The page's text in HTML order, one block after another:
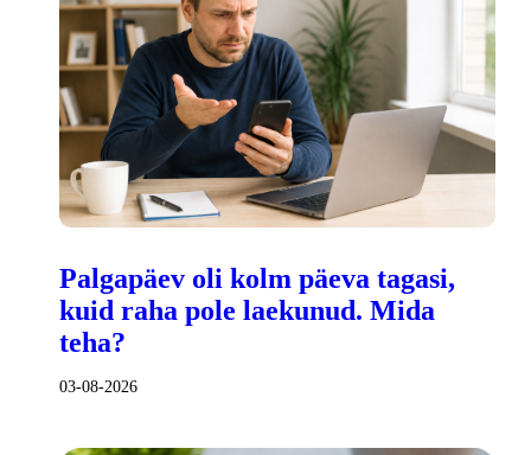
Palgapäev oli kolm päeva tagasi,
kuid raha pole laekunud. Mida
teha?
03-08-2026